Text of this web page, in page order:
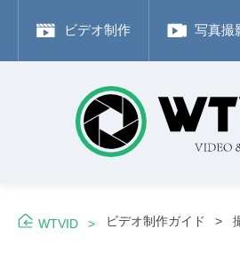
ビデオ制作 写真撮
WTVID ビデオ制作ガイド